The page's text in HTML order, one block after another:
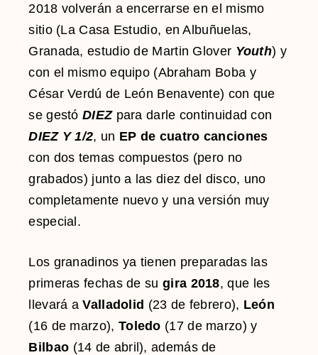
2018 volverán a encerrarse en el mismo
sitio (La Casa Estudio, en Albuñuelas,
Granada, estudio de Martin Glover Youth) y
con el mismo equipo (Abraham Boba y
César Verdú de León Benavente) con que
se gestóDIEZpara darle continuidad con
DIEZ Y 1/2, un EP de cuatro canciones
con dos temas compuestos (pero no
grabados) junto a las diez del disco, uno
completamente nuevo y una versión muy
especial.
Los granadinos ya tienen preparadas las
primeras fechas de su gira 2018, que les
llevará aValladolid (23 de febrero), León
(16 de marzo), Toledo (17 de marzo) y
Bilbao (14 de abril), además de